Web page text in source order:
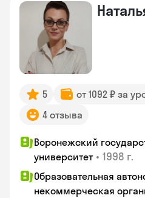
5 от 1092 ₽ за
4 отзыва
Воронежский
университет • 1998 г.
Образовательная
некоммерческая